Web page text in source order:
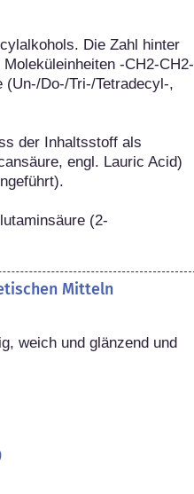
Die Zahl hinter
-CH2-CH2-
(Un-/Do-/Tri-/Tetradecyl-,
der Inhaltsstoff als
engl. Lauric Acid)
(2-
Mitteln
weich und glänzend und